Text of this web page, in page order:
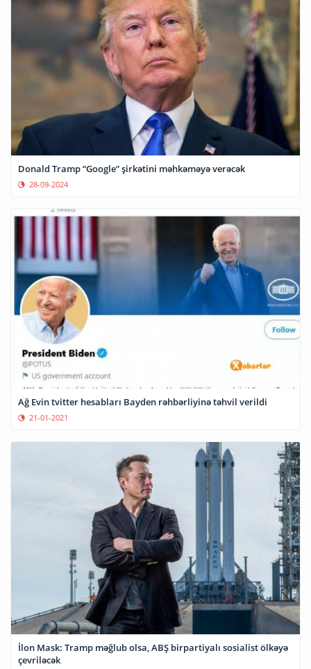
Donald Tramp “Google” şirkətini məhkəməyə verəcək
28-09-2024
Ağ Evin tvitter hesabları Bayden rəhbərliyinə təhvil verildi
21-01-2021
İlon Mask: Tramp məğlub olsa, ABŞ birpartiyalı sosialist ölkəyə
çevriləcək